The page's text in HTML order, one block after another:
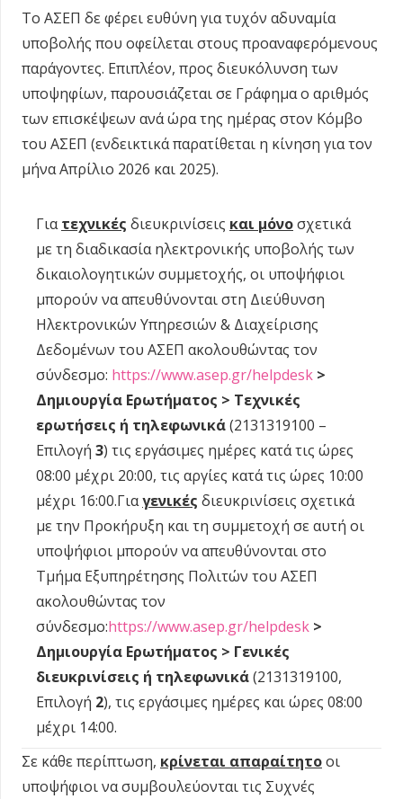
Το ΑΣΕΠ δε φέρει ευθύνη για τυχόν αδυναμία
υποβολής που οφείλεται στους προαναφερόμενους
παράγοντες. Επιπλέον, προς διευκόλυνση των
υποψηφίων, παρουσιάζεται σε Γράφημα ο αριθμός
των επισκέψεων ανά ώρα της ημέρας στον Κόμβο
του ΑΣΕΠ (ενδεικτικά παρατίθεται η κίνηση για τον
μήνα Απρίλιο 2026 και 2025).
Γιατεχνικές διευκρινίσεις και μόνοσχετικά
με τη διαδικασία ηλεκτρονικής υποβολής των
δικαιολογητικών συμμετοχής, οι υποψήφιοι
μπορούν να απευθύνονται στη Διεύθυνση
Ηλεκτρονικών Υπηρεσιών & Διαχείρισης
Δεδομένων του ΑΣΕΠ ακολουθώντας τον
σύνδεσμο: https://www.asep.gr/helpdesk >
Δημιουργία Ερωτήματος > Τεχνικές
ερωτήσεις ή τηλεφωνικά(2131319100 –
Επιλογή 3) τις εργάσιμες ημέρες κατά τις ώρες
08:00 μέχρι 20:00, τις αργίες κατά τις ώρες 10:00
μέχρι 16:00.Γιαγενικές διευκρινίσεις σχετικά
με την Προκήρυξη και τη συμμετοχή σε αυτή οι
υποψήφιοι μπορούν να απευθύνονται στο
Τμήμα Εξυπηρέτησης Πολιτών του ΑΣΕΠ
ακολουθώντας τον
σύνδεσμο:https://www.asep.gr/helpdesk >
Δημιουργία Ερωτήματος > Γενικές
διευκρινίσεις ή τηλεφωνικά(2131319100,
Επιλογή 2), τις εργάσιμες ημέρες και ώρες 08:00
μέχρι 14:00.
Σε κάθε περίπτωση, κρίνεται απαραίτητοοι
υποψήφιοι να συμβουλεύονται τις Συχνές